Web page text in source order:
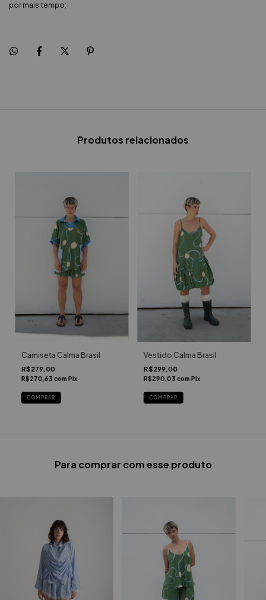
por mais tempo;
Produtos relacionados
Camiseta Calma Brasil
R$279,00
R$270,63 com Pix
COMPRAR
Vestido Calma Brasil
R$299,00
R$290,03 com Pix
COMPRAR
Para comprar com esse produto